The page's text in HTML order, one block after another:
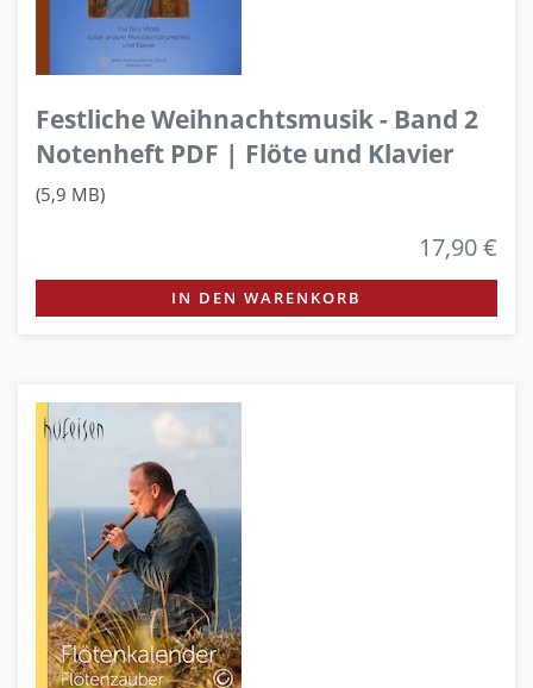
Festliche Weihnachtsmusik - Band 2
Notenheft PDF | Flöte und Klavier
(5,9 MB)
17,90 €
IN DEN WARENKORB